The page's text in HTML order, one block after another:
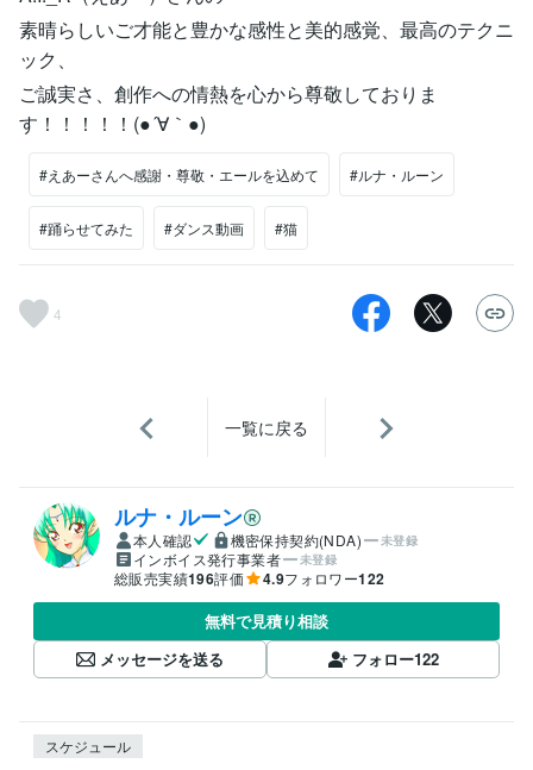
素晴らしいご才能と豊かな感性と美的感覚、最高のテクニ
ック、
ご誠実さ、創作への情熱を心から尊敬しておりま
す！！！！！(●´∀｀●)
#えあーさんへ感謝・尊敬・エールを込めて #ルナ・ルーン
#踊らせてみた #ダンス動画 #猫
4
一覧に戻る
ルナ・ルーン
本人確認 機密保持契約(NDA) 未登録
インボイス発行事業者 未登録
総販売実績196評価 4.9フォロワー122
無料で見積り相談
メッセージを送る
フォロー122
スケジュール